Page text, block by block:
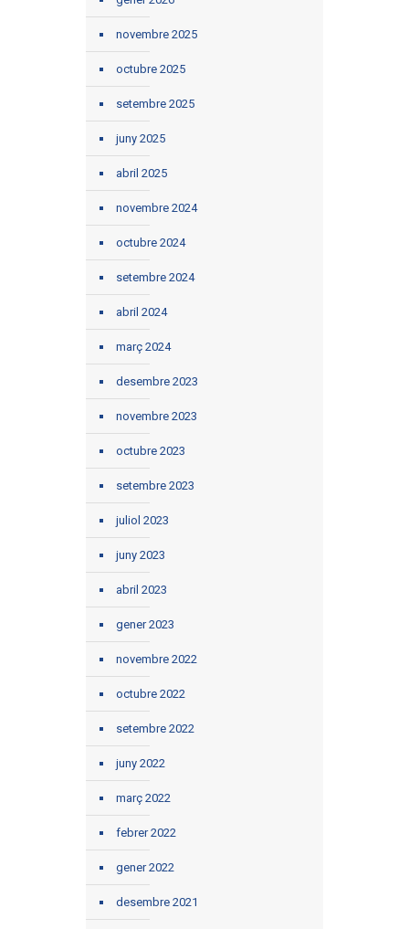
novembre 2025
octubre 2025
setembre 2025
juny 2025
abril 2025
novembre 2024
octubre 2024
setembre 2024
abril 2024
març 2024
desembre 2023
novembre 2023
octubre 2023
setembre 2023
juliol 2023
juny 2023
abril 2023
gener 2023
novembre 2022
octubre 2022
setembre 2022
juny 2022
març 2022
febrer 2022
gener 2022
desembre 2021